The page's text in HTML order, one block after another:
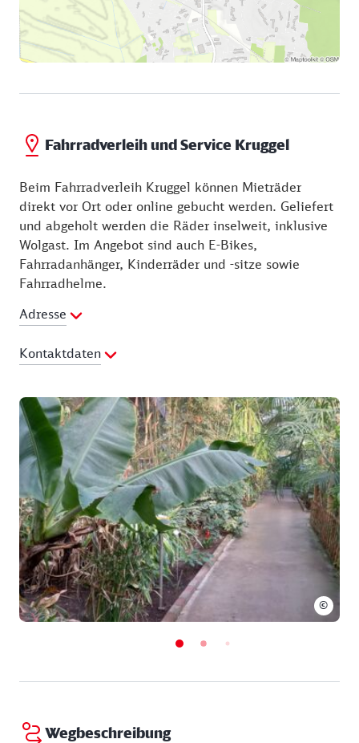
Fahrradverleih und Service Kruggel
Beim Fahrradverleih Kruggel können Mieträder
direkt vor Ort oder online gebucht werden. Geliefert
und abgeholt werden die Räder inselweit, inklusive
Wolgast. Im Angebot sind auch E-Bikes,
Fahrradanhänger, Kinderräder und -sitze sowie
Fahrradhelme.
Adresse
Kontaktdaten
Fax:+49 38377 399890
E-Mail Adresse:info@fahrradkruggel.de
Webseite: https://www.fahrradkruggel.de
©
Wegbeschreibung